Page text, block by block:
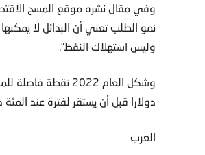
وفي مقال نشره موقع المسح
نمو الطلب تعني أن البدائل لا
وليس استهلاك النفط”.
دولارا قبل أن يستقر لفترة عند
العرب